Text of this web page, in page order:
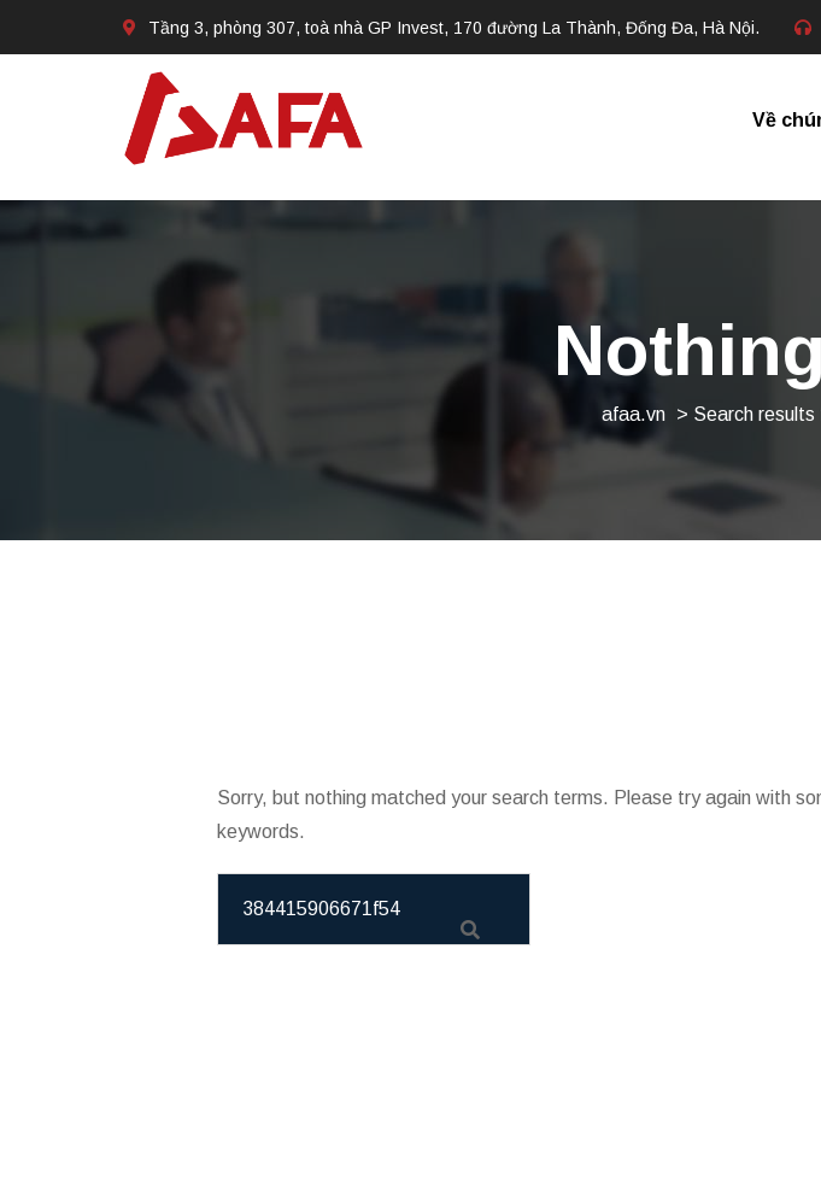
Tầng 3, phòng 307, toà nhà GP Invest, 170 đường La Thành, Đống Đa, Hà Nội.
Về
afaa.vn > Search
Sorry, but nothing matched your search terms. Please try again with
keywords.